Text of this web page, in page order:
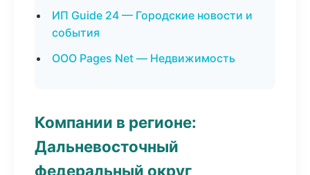
ИП Guide 24 — Городские новости и
события
ООО Pages Net — Недвижимость
Компании в регионе:
Дальневосточный
федеральный округ